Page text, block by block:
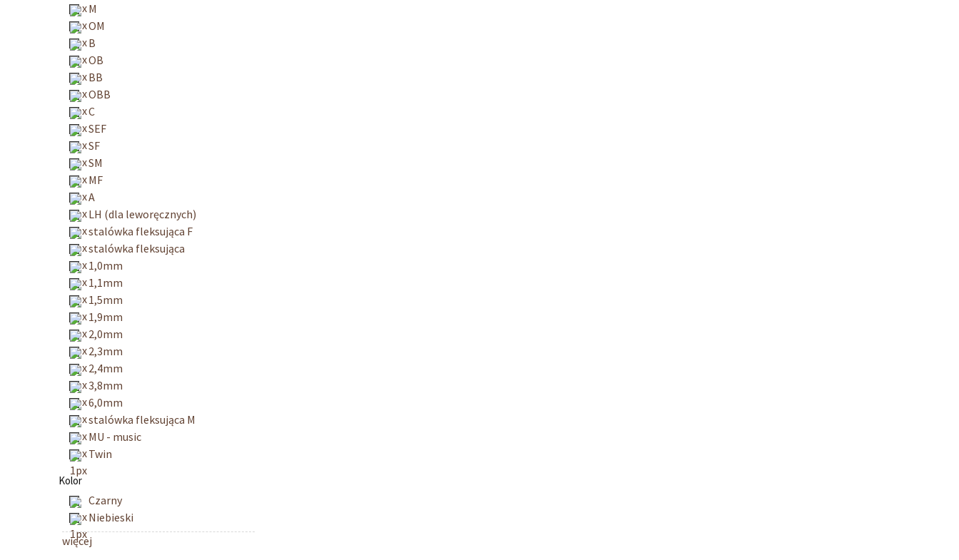
M
OM
B
OB
BB
OBB
C
SEF
SF
SM
MF
A
LH (dla leworęcznych)
stalówka fleksująca F
stalówka fleksująca
1,0mm
1,1mm
1,5mm
1,9mm
2,0mm
2,3mm
2,4mm
3,8mm
6,0mm
stalówka fleksująca M
MU - music
Twin
Kolor
Czarny
Niebieski
więcej